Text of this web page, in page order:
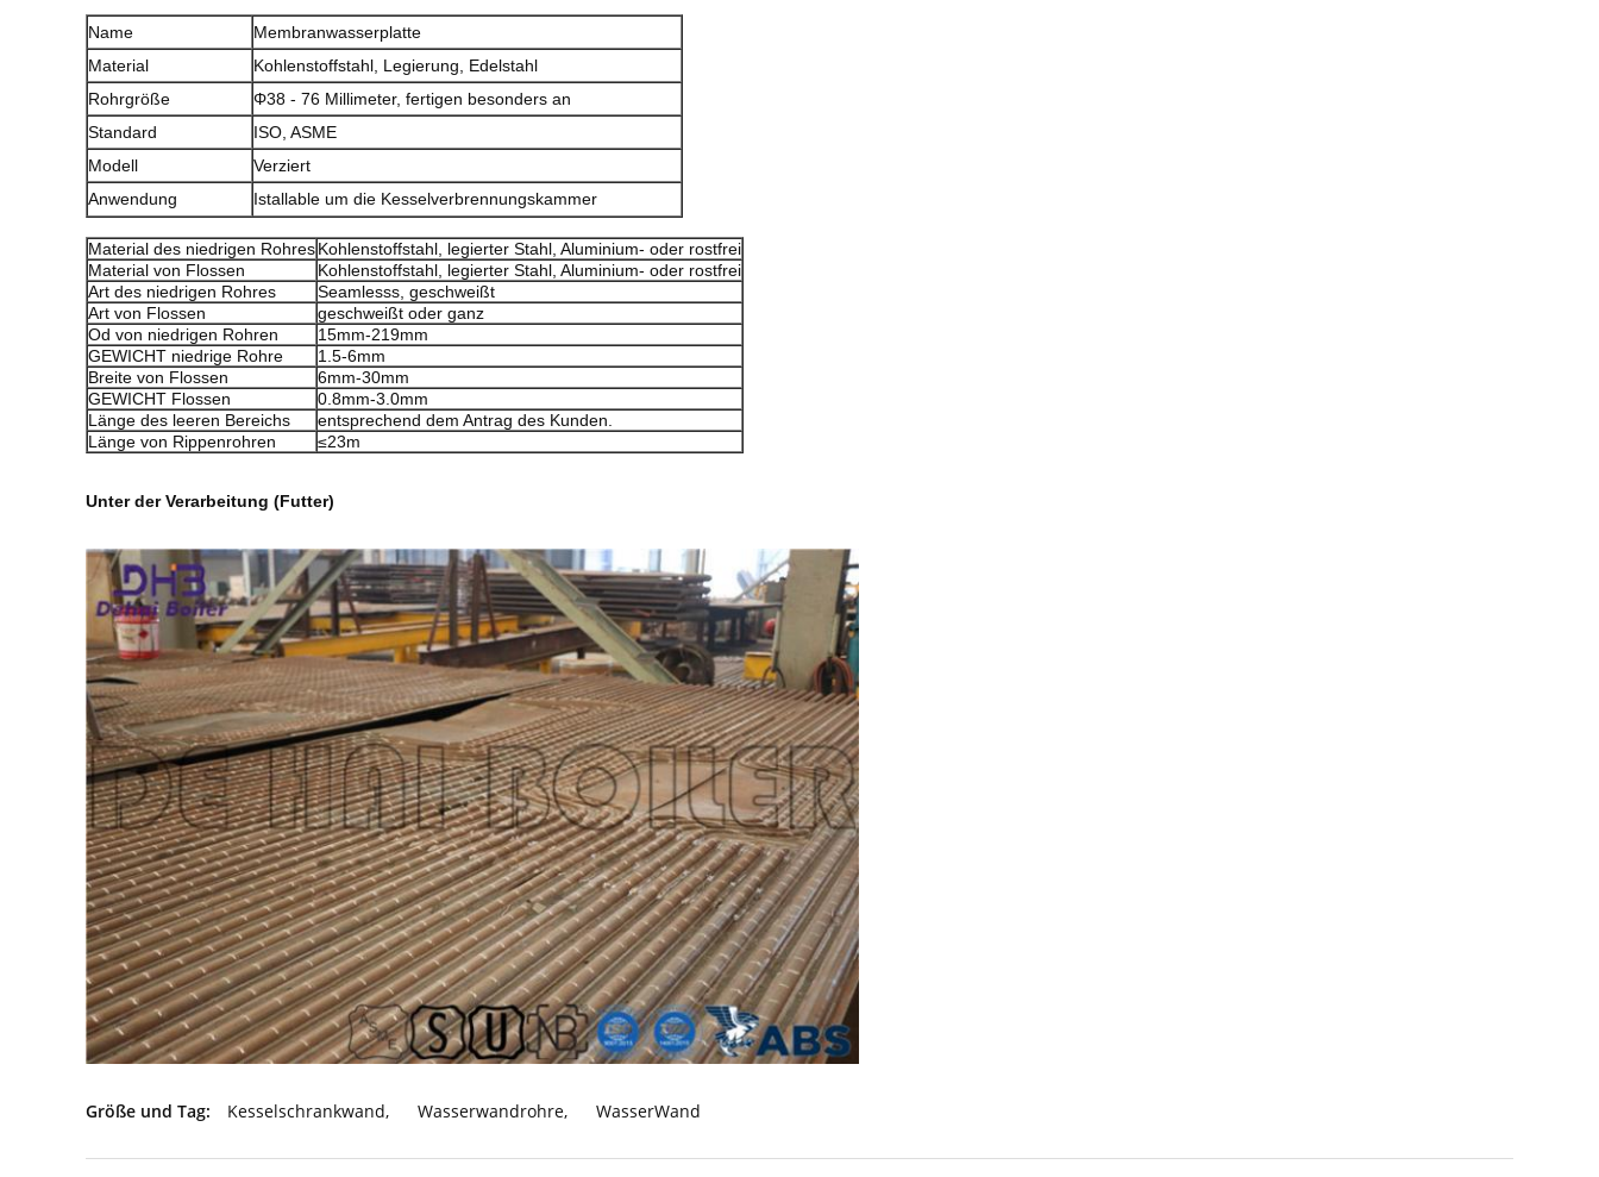
Name
Membranwasserplatte
Material
Kohlenstoffstahl, Legierung, Edelstahl
Rohrgröße
Φ38 - 76 Millimeter, fertigen besonders an
Standard
ISO, ASME
Modell
Verziert
Anwendung
Istallable um die Kesselverbrennungskammer
Material des niedrigen RohresKohlenstoffstahl, legierter Stahl, Aluminium- oder rostfrei
Material von Flossen
Kohlenstoffstahl, legierter Stahl, Aluminium- oder rostfrei
Art des niedrigen Rohres
Seamlesss, geschweißt
Art von Flossen
geschweißt oder ganz
Od von niedrigen Rohren
15mm-219mm
GEWICHT niedrige Rohre
1.5-6mm
Breite von Flossen
6mm-30mm
GEWICHT Flossen
0.8mm-3.0mm
Länge des leeren Bereichs
entsprechend dem Antrag des Kunden.
Länge von Rippenrohren
≤23m
Unter der Verarbeitung (Futter)
Größe und Tag: Kesselschrankwand, Wasserwandrohre, WasserWand